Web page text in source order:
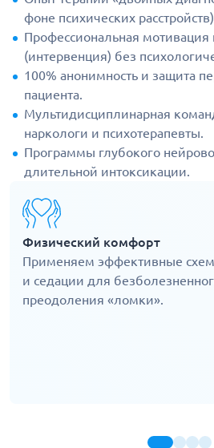
фоне психических
Профессиональная мотивация
(интервенция) без
100% анонимность и защита
пациента.
Мультидисциплинарная
наркологи и психотерапевты.
Программы глубокого
длительной интоксикации.
Физический комфорт
Применяем эффективные
и седации для
преодоления «ломки».